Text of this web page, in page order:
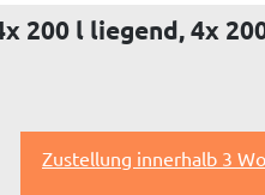
200 l liegend, 4x
Zustellung innerhalb 3